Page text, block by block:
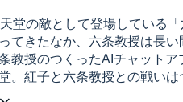
堂の敵として登場している
てきたなか、六条教授は長
教授のつくったAIチャット
。紅子と六条教授との戦い
いにクライマックスをむか